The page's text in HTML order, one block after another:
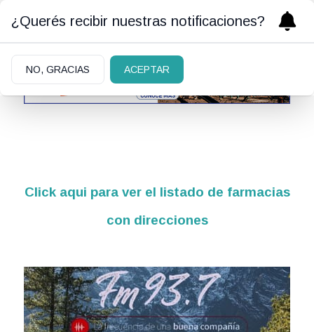
Click aqui para ver el listado de farmacias
con direcciones
¿Querés recibir nuestras notificaciones?
NO, GRACIAS ACEPTAR